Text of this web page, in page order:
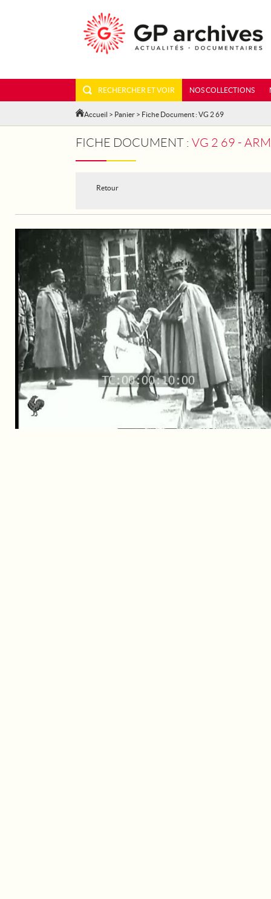
RECHERCHER ET VOIR NOS COLLECTIONS
Accueil > Panier > Fiche Document : VG 2 69
FICHE DOCUMENT : VG 2 69 -
Retour